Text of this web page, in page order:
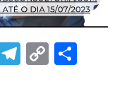
Telegram
Copy